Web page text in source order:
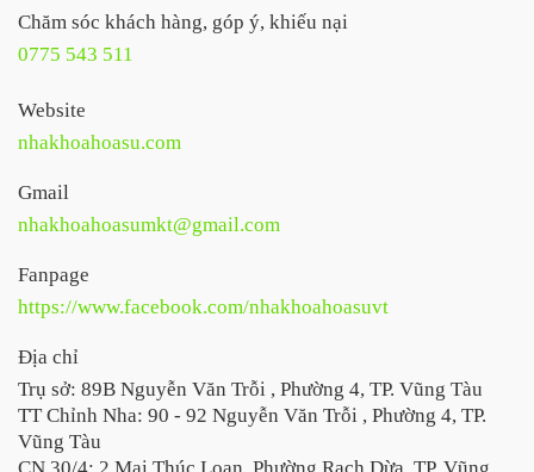
Chăm sóc khách hàng, góp ý, khiếu nại
0775 543 511
Website
nhakhoahoasu.com
Gmail
nhakhoahoasumkt@gmail.com
Fanpage
https://www.facebook.com/nhakhoahoasuvt
Địa chỉ
Trụ sở: 89B Nguyễn Văn Trỗi , Phường 4, TP. Vũng Tàu
TT Chỉnh Nha: 90 - 92 Nguyễn Văn Trỗi , Phường 4, TP.
Vũng Tàu